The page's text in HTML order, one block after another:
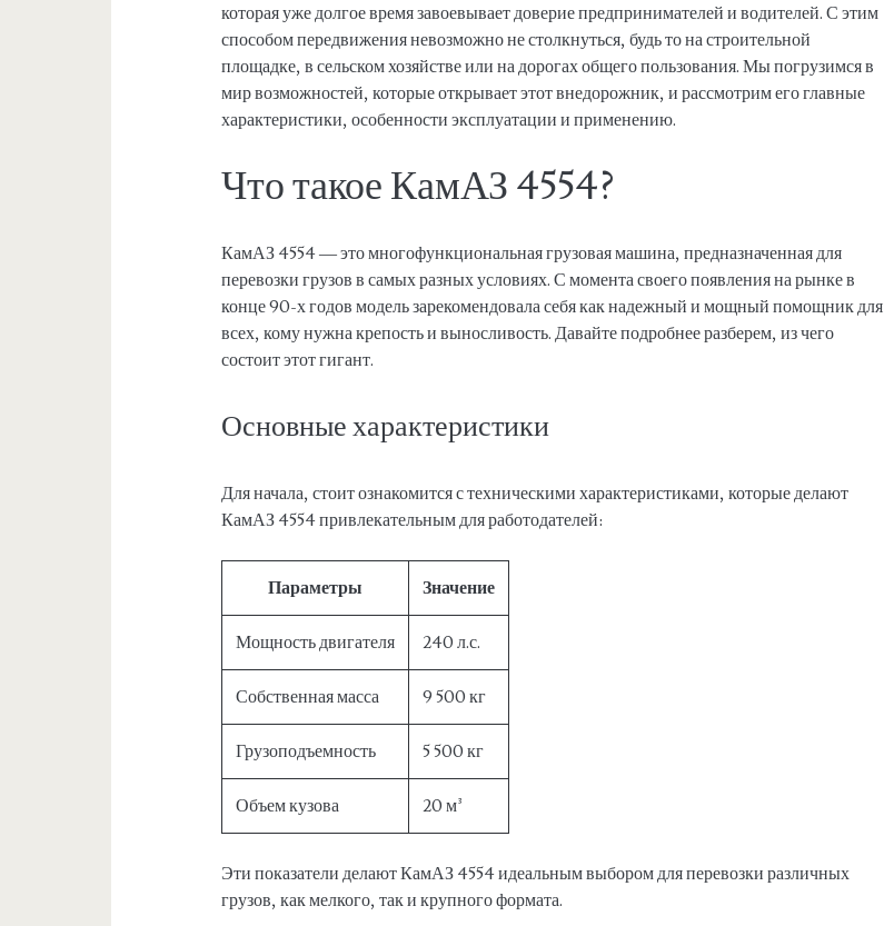
которая уже долгое время завоевывает доверие предпринимателей и водителей. С этим
способом передвижения невозможно не столкнуться, будь то на строительной
площадке, в сельском хозяйстве или на дорогах общего пользования. Мы погрузимся в
мир возможностей, которые открывает этот внедорожник, и рассмотрим его главные
характеристики, особенности эксплуатации и применению.
Что такое КамАЗ 4554?
КамАЗ 4554 — это многофункциональная грузовая машина, предназначенная для
перевозки грузов в самых разных условиях. С момента своего появления на рынке в
конце 90-х годов модель зарекомендовала себя как надежный и мощный помощник для
всех, кому нужна крепость и выносливость. Давайте подробнее разберем, из чего
состоит этот гигант.
Основные характеристики
Для начала, стоит ознакомится с техническими характеристиками, которые делают
КамАЗ 4554 привлекательным для работодателей:
Параметры Значение
Мощность двигателя 240 л.с.
Собственная масса 9 500 кг
Грузоподъемность 5 500 кг
Объем кузова 20 м³
Эти показатели делают КамАЗ 4554 идеальным выбором для перевозки различных
грузов, как мелкого, так и крупного формата.